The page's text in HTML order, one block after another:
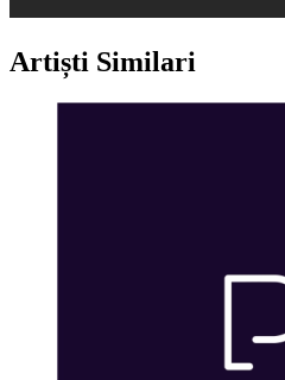
Artiști Similari